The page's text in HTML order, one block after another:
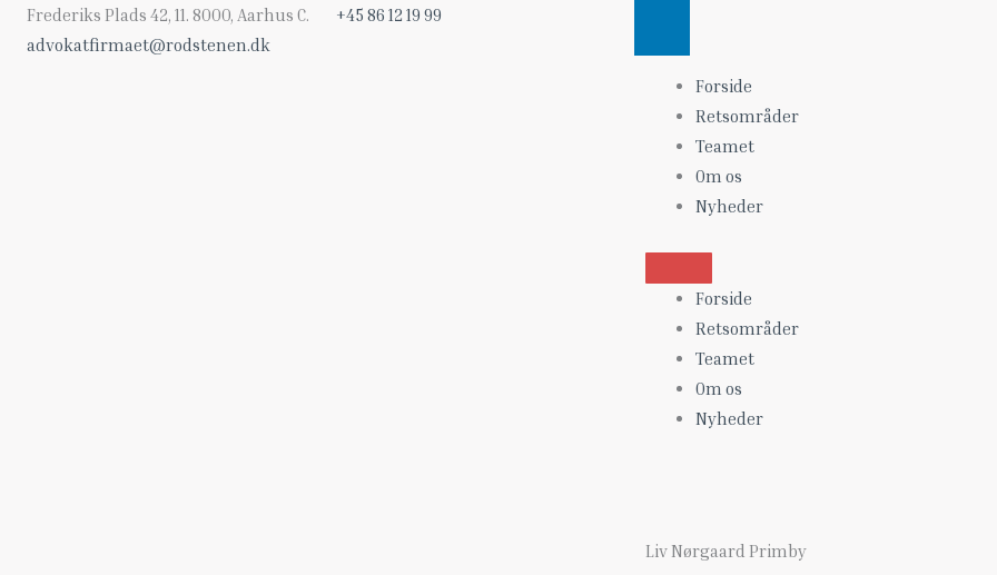
Frederiks Plads 42, 11. 8000, Aarhus C.
+45 86 12 19 99
advokatfirmaet@rodstenen.dk
k
d
n
Forside
Retsområder
Teamet
Om os
Nyheder
Forside
Retsområder
Teamet
Om os
Nyheder
Liv Nørgaard Primby